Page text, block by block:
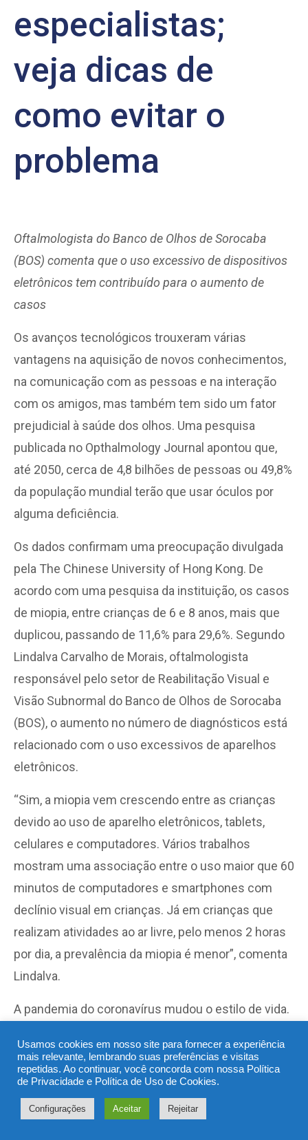
especialistas;
veja dicas de
como evitar o
problema
Oftalmologista do Banco de Olhos de Sorocaba
(BOS) comenta que o uso excessivo de dispositivos
eletrônicos tem contribuído para o aumento de
casos
Os avanços tecnológicos trouxeram várias
vantagens na aquisição de novos conhecimentos,
na comunicação com as pessoas e na interação
com os amigos, mas também tem sido um fator
prejudicial à saúde dos olhos. Uma pesquisa
publicada no Opthalmology Journal apontou que,
até 2050, cerca de 4,8 bilhões de pessoas ou 49,8%
da população mundial terão que usar óculos por
alguma deficiência.
Os dados confirmam uma preocupação divulgada
pela The Chinese University of Hong Kong. De
acordo com uma pesquisa da instituição, os casos
de miopia, entre crianças de 6 e 8 anos, mais que
duplicou, passando de 11,6% para 29,6%. Segundo
Lindalva Carvalho de Morais, oftalmologista
responsável pelo setor de Reabilitação Visual e
Visão Subnormal do Banco de Olhos de Sorocaba
(BOS), o aumento no número de diagnósticos está
relacionado com o uso excessivos de aparelhos
eletrônicos.
“Sim, a miopia vem crescendo entre as crianças
devido ao uso de aparelho eletrônicos, tablets,
celulares e computadores. Vários trabalhos
mostram uma associação entre o uso maior que 60
minutos de computadores e smartphones com
declínio visual em crianças. Já em crianças que
realizam atividades ao ar livre, pelo menos 2 horas
por dia, a prevalência da miopia é menor”, comenta
Lindalva.
A pandemia do coronavírus mudou o estilo de vida.
crianças ampliaram o período de exposição às
telas e, mesmo após o retorno à normalidade, uma
parcela ainda mantém esse hábito. O problema já
era conhecido pelos especialistas, mas os
Usamos cookies em nosso site para fornecer a experiência
mais relevante, lembrando suas preferências e visitas
repetidas. Ao continuar, você concorda com nossa Política
de Privacidade e Política de Uso de Cookies.
Configurações Aceitar Rejeitar